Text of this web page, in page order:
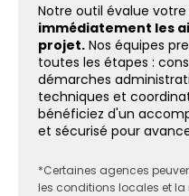
Notre outil évalue
immédiatement les
projet. Nos équipes
toutes les étapes :
démarches
techniques et
bénéficiez d'un
et sécurisé pour
*Certaines agences
les conditions locales et la